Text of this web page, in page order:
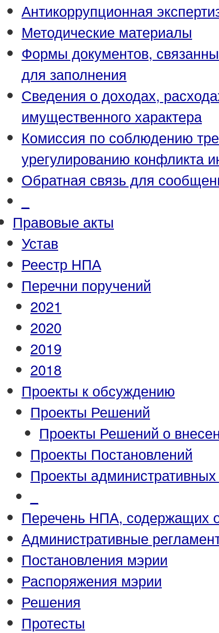
Антикоррупционная
Методические материалы
Формы документов,
для заполнения
Сведения о доходах,
имущественного характера
Комиссия по соблюдению
урегулированию конфликта
Обратная связь для
Правовые акты
Устав
Реестр НПА
Перечни поручений
2021
2020
2019
2018
Проекты к обсуждению
Проекты Решений
Проекты Решений о
Проекты Постановлений
Проекты
Перечень НПА, содержащих
Административные
Постановления мэрии
Распоряжения мэрии
Решения
Протесты